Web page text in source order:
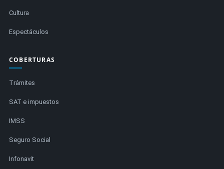
Cultura
Espectáculos
COBERTURAS
Trámites
SAT e impuestos
IMSS
Seguro Social
Infonavit